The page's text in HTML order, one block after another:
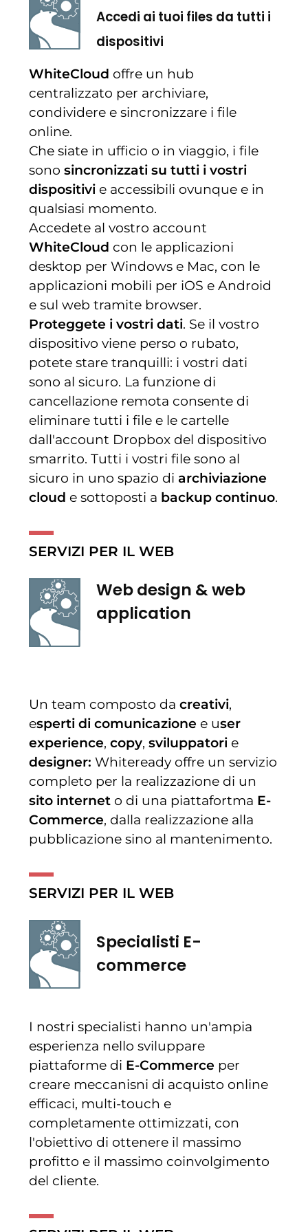
Accedi ai tuoi files da tutti i
dispositivi
WhiteCloud offre un hub
centralizzato per archiviare,
condividere e sincronizzare i file
online.
Che siate in ufficio o in viaggio, i file
sono sincronizzati su tutti i vostri
dispositivi e accessibili ovunque e in
qualsiasi momento.
Accedete al vostro account
WhiteCloud con le applicazioni
desktop per Windows e Mac, con le
applicazioni mobili per iOS e Android
e sul web tramite browser.
Proteggete i vostri dati. Se il vostro
dispositivo viene perso o rubato,
potete stare tranquilli: i vostri dati
sono al sicuro. La funzione di
cancellazione remota consente di
eliminare tutti i file e le cartelle
dall'account Dropbox del dispositivo
smarrito. Tutti i vostri file sono al
sicuro in uno spazio di archiviazione
cloud e sottoposti a backup continuo.
SERVIZI PER IL WEB
Web design & web
application
Un team composto da creativi,
esperti di comunicazione e user
experience, copy, sviluppatori e
designer: Whiteready offre un servizio
completo per la realizzazione di un
sito internet o di una piattafortma E-
Commerce, dalla realizzazione alla
pubblicazione sino al mantenimento.
SERVIZI PER IL WEB
Specialisti E-
commerce
I nostri specialisti hanno un'ampia
esperienza nello sviluppare
piattaforme di E-Commerce per
creare meccanisni di acquisto online
efficaci, multi-touch e
completamente ottimizzati, con
l'obiettivo di ottenere il massimo
profitto e il massimo coinvolgimento
del cliente.